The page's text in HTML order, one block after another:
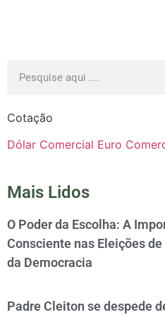
Cotação
Dólar Comercial Euro
Mais Lidos
O Poder da Escolha: A
Consciente nas Eleições
da Democracia
Padre Cleiton se despede